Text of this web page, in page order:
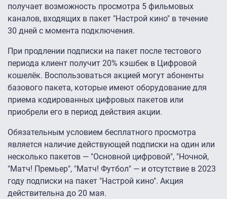
получает возможность просмотра 5 фильмовых
каналов, входящих в пакет "Настрой кино" в течение
30 дней с момента подключения.
При продлении подписки на пакет после тестового
периода клиент получит 20% кэшбек в Цифровой
кошелёк. Воспользоваться акцией могут абоненты
базового пакета, которые имеют оборудование для
приема кодированных цифровых пакетов или
приобрели его в период действия акции.
Обязательным условием бесплатного просмотра
является наличие действующей подписки на один или
несколько пакетов — "Основной цифровой", "Ночной,
"Матч! Премьер", "Матч! Футбол" — и отсутствие в 2023
году подписки на пакет "Настрой кино". Акция
действительна до 20 мая.